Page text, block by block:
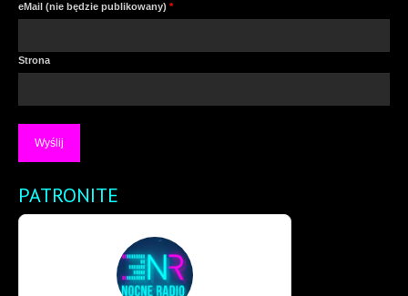
eMail (nie będzie publikowany) *
Strona
PATRONITE